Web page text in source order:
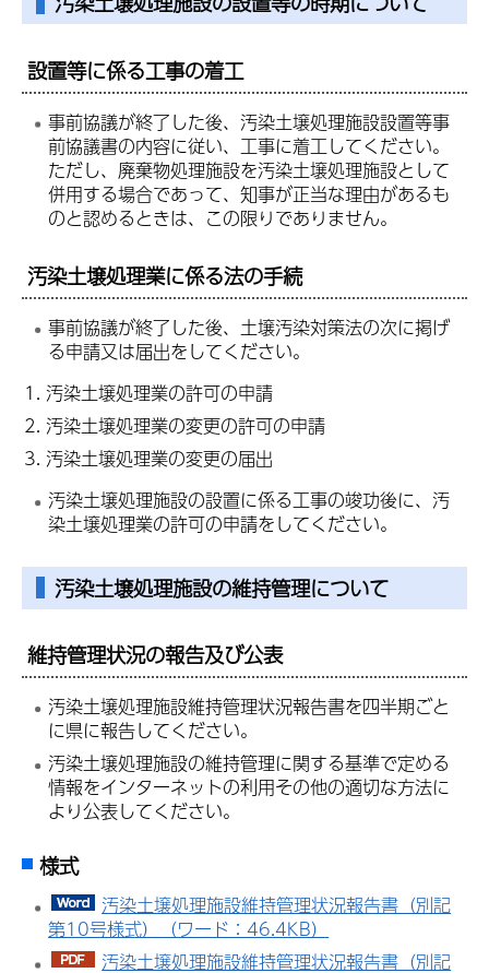
設置等に係る工事の着工
事前協議が終了した後、汚染土壌処理施設設置等事
前協議書の内容に従い、工事に着工してください。
ただし、廃棄物処理施設を汚染土壌処理施設として
併用する場合であって、知事が正当な理由があるも
のと認めるときは、この限りでありません。
汚染土壌処理業に係る法の手続
事前協議が終了した後、土壌汚染対策法の次に掲げ
る申請又は届出をしてください。
汚染土壌処理業の許可の申請
汚染土壌処理業の変更の許可の申請
汚染土壌処理業の変更の届出
汚染土壌処理施設の設置に係る工事の竣功後に、汚
染土壌処理業の許可の申請をしてください。
汚染土壌処理施設の維持管理について
維持管理状況の報告及び公表
汚染土壌処理施設維持管理状況報告書を四半期ごと
に県に報告してください。
汚染土壌処理施設の維持管理に関する基準で定める
情報をインターネットの利用その他の適切な方法に
より公表してください。
様式
汚染土壌処理施設維持管理状況報告書（別記
第10号様式）（ワード：46.4KB）
汚染土壌処理施設維持管理状況報告書（別記